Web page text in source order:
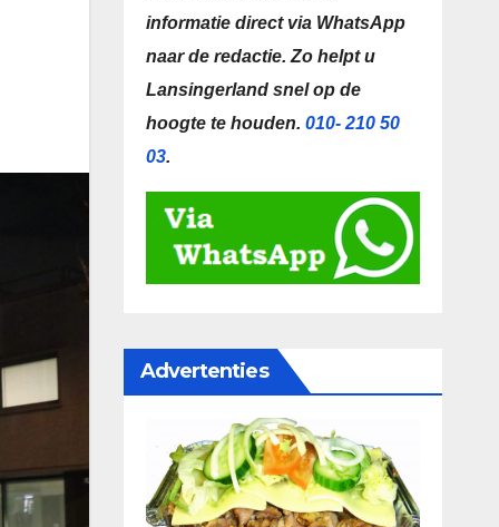
informatie direct via WhatsApp
naar de redactie. Zo helpt u
Lansingerland snel op de
hoogte te houden. 010- 210 50
03.
Advertenties